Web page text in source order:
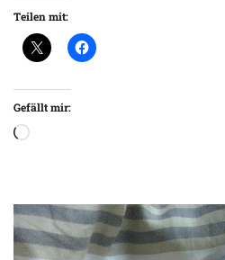
Teilen mit:
Gefällt mir:
Wird